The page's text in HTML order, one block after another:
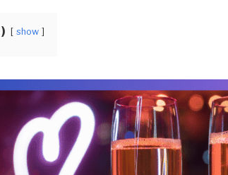
show